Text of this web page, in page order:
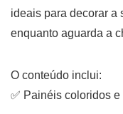
ideais para decorar a
enquanto aguarda a
O conteúdo inclui:
✅ Painéis coloridos